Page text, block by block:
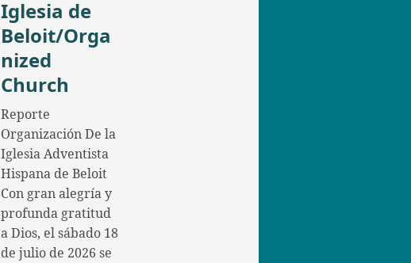
Iglesia de
Beloit/Orga
nized
Church
Reporte
Organización De la
Iglesia Adventista
Hispana de Beloit
Con gran alegría y
profunda gratitud
a Dios, el sábado 18
de julio de 2026 se